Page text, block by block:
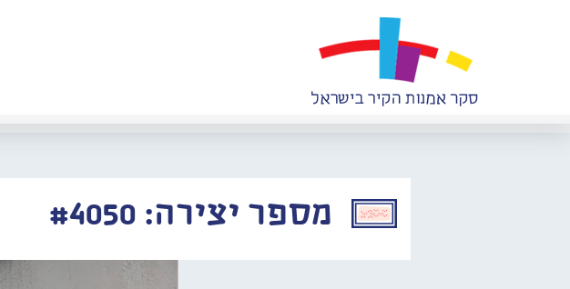
מספר יצירה: #4050